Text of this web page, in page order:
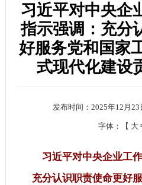
习近平对中央企
指示强调：充分
好服务党和国家
式现代化建设
发布时间：2025年12月23
字体：【 大
习近平对中央企业工
充分认识职责使命更好